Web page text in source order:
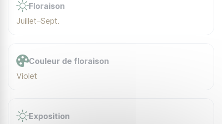
Floraison
Juillet–Sept.
Couleur de floraison
Violet
Exposition